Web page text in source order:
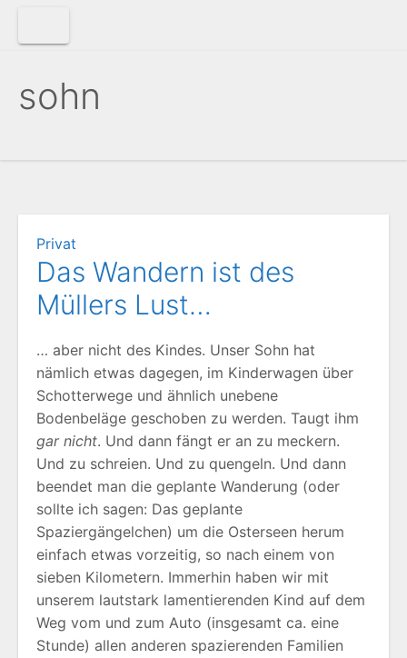
sohn
Privat
Das Wandern ist des
Müllers Lust…
… aber nicht des Kindes. Unser Sohn hat
nämlich etwas dagegen, im Kinderwagen über
Schotterwege und ähnlich unebene
Bodenbeläge geschoben zu werden. Taugt ihm
gar nicht. Und dann fängt er an zu meckern.
Und zu schreien. Und zu quengeln. Und dann
beendet man die geplante Wanderung (oder
sollte ich sagen: Das geplante
Spaziergängelchen) um die Osterseen herum
einfach etwas vorzeitig, so nach einem von
sieben Kilometern. Immerhin haben wir mit
unserem lautstark lamentierenden Kind auf dem
Weg vom und zum Auto (insgesamt ca. eine
Stunde) allen anderen spazierenden Familien